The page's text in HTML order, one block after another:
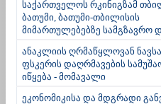
საქართველოს რკინიგზამ
ბათუმი, ბათუმი-თბილისის
მიმართულებებზე სამგზავრო
ანაკლიის ღრმაწყლოვან
ფსკერის დაღრმავების
იწყება - მომავალი
ეკონომიკისა და მდგრადი